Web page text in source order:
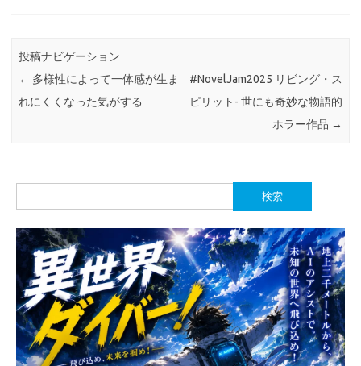
投稿ナビゲーション
← 多様性によって一体感が生ま
れにくくなった気がする
#NovelJam2025 リビング・ス
ピリット- 世にも奇妙な物語的
ホラー作品 →
索: